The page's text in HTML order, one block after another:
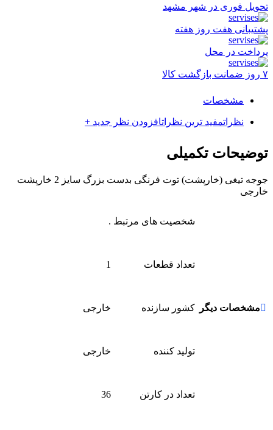
تحویل فوری در شهر مشهد
پشتیبانی هفت روز هفته
پرداخت در محل
۷ روز ضمانت بازگشت کالا
مشخصات
نظراتمفید ترین نظراتافزودن نظر جدید +
توضیحات تکمیلی
جوجه تیغی (خارپشت) توت فرنگی بدست بزرگ سایز 2 خارپشت
خارجی
مشخصات دیگر
شخصیت های مرتبط .
تعداد قطعات 1
کشور سازنده خارجی
تولید کننده خارجی
تعداد در کارتن 36